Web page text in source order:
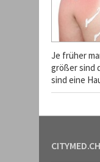
Je früher
größer sind
sind eine
CITYMED.CH